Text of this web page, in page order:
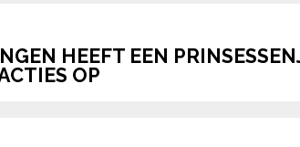
HEEFT EEN
OP